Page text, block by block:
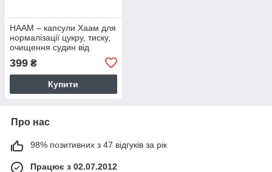
HAAM – капсули Хаам для
нормалізації цукру, тиску,
очищення судин від
холестерину і поліпшення
пам'яті і до
399 ₴
Купити
Про нас
98% позитивних з 47 відгуків за рік
Працює з 02.07.2012